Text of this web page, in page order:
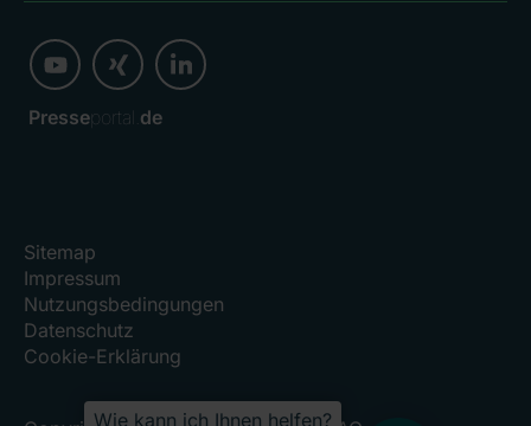
Presseportal. de
Sitemap
Impressum
Nutzungsbedingungen
Datenschutz
Cookie-Erklärung
Wie kann ich Ihnen helfen?